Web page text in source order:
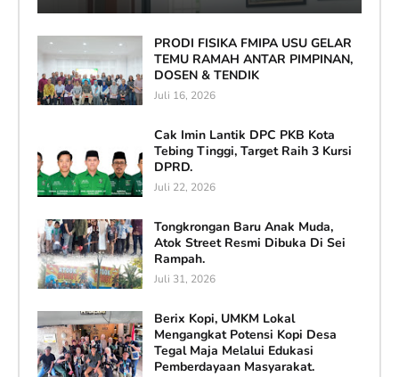
PRODI FISIKA FMIPA USU GELAR
TEMU RAMAH ANTAR PIMPINAN,
DOSEN & TENDIK
Juli 16, 2026
Cak Imin Lantik DPC PKB Kota
Tebing Tinggi, Target Raih 3 Kursi
DPRD.
Juli 22, 2026
Tongkrongan Baru Anak Muda,
Atok Street Resmi Dibuka Di Sei
Rampah.
Juli 31, 2026
Berix Kopi, UMKM Lokal
Mengangkat Potensi Kopi Desa
Tegal Maja Melalui Edukasi
Pemberdayaan Masyarakat.